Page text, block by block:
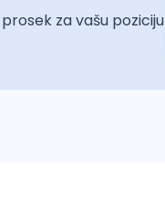
za vašu poziciju